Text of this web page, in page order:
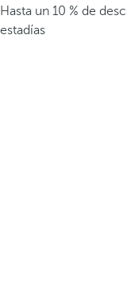
Hasta un 10 % de
estadías